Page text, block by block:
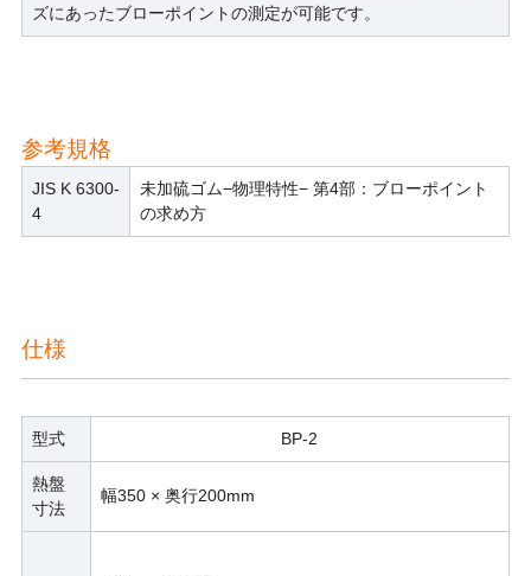
ズにあったブローポイントの測定が可能です。
参考規格
JIS K 6300-
4
未加硫ゴム−物理特性− 第4部：ブローポイント
の求め方
仕様
型式 BP-2
熱盤
寸法
幅350 × 奥行200mm